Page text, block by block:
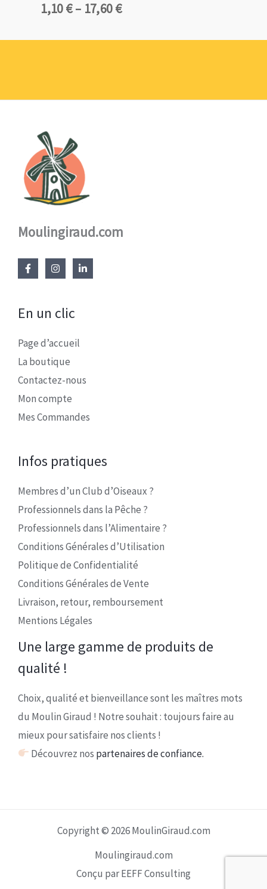
1,10€– 17,60€
Plage
prix :
Moulingiraud.com
En un clic
Page d’accueil
La boutique
Contactez-nous
Mon compte
Mes Commandes
Infos pratiques
Membres d’un Club d’Oiseaux ?
Professionnels dans la Pêche ?
Professionnels dans l’Alimentaire ?
Conditions Générales d’Utilisation
Politique de Confidentialité
Conditions Générales de Vente
Livraison, retour, remboursement
Mentions Légales
Une large gamme de produits de
qualité !
Choix, qualité et bienveillance sont les maîtres mots
du Moulin Giraud ! Notre souhait : toujours faire au
mieux pour satisfaire nos clients !
Découvrez nos partenaires de confiance.
Copyright © 2026 MoulinGiraud.com
Moulingiraud.com
Conçu par EEFF Consulting